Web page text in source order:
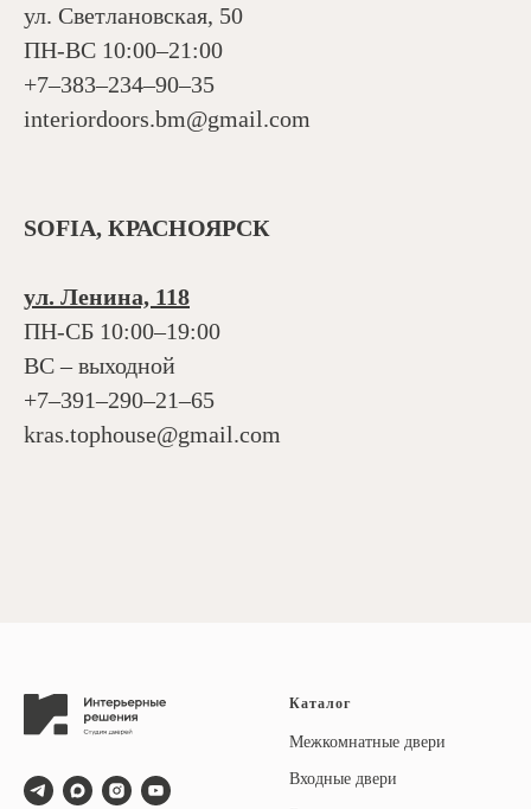
ул. Светлановская, 50
ПН-ВС 10:00–21:00
+7‒383‒234‒90‒35
interiordoors.bm@gmail.com
SOFIA, КРАСНОЯРСК
ул. Ленина, 118
ПН-СБ 10:00–19:00
ВС – выходной
+7‒391‒290‒21‒65
kras.tophouse@gmail.com
Каталог
Межкомнатные двери
Входные двери